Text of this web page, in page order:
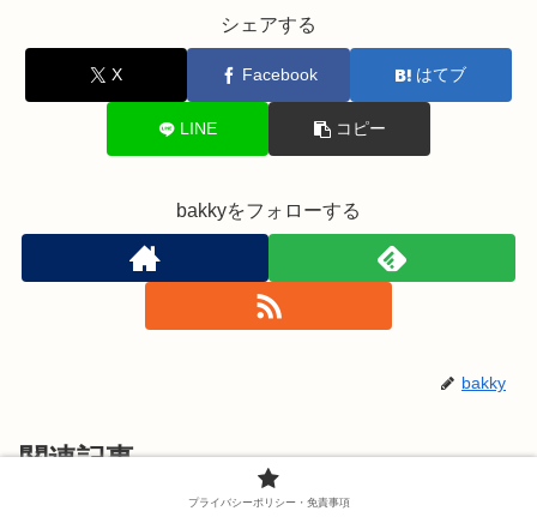
シェアする
X Facebook はてブ
LINE コピー
bakkyをフォローする
bakky
関連記事
プライバシーポリシー・免責事項